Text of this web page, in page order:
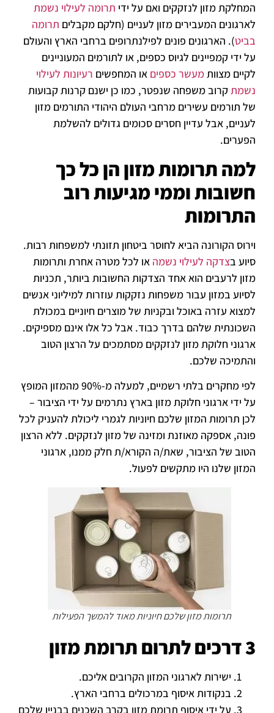
המחלקת מזון לנזקקים ואם על ידיתרומה לעילוי נשמת
לארגונים המעבירים מזון לעניים (חלקם מקבליםתרומה
בביט). הארגונים פונים לפילנתרופים ברחבי הארץ והעולם
על ידי קמפיינים לגיוס כספים, או לתורמים המעוניינים
לקיים מצוותמעשר כספיםאו המחפשיםרעיונות לעילוי
נשמתקרוב משפחה שנפטר, כמו כן ישנם קרנות קבועות
של תורמים עשירים מרחבי העולם היהודי התורמים מזון
לעניים, אבל עדיין חסרים סכומים גדולים להשלמת
הפערים.
למה תרומות מזון הן כל כך
חשובות וממי מגיעות רוב
התרומות
וירוס הקורונה הביא לחוסר ביטחון תזונתי למשפחות רבות.
סיוע בצדקה לעילוי נשמהאו לכל מטרה אחרת ותרומות
מזון לרעבים הוא אחד הצדקות החשובות ביותר, תכניות
לסיוע במזון עבור משפחות נזקקות עוזרות למיליוני אנשים
למצוא עזרה באוכל ובקניות של מוצרים חיוניים במכולת
השכונתית שלהם בדרך כבוד. אבל כל אלו אינם מספיקים.
ארגוני חלוקת מזון לנזקקים מסתמכים על הרצון הטוב
והתמיכה שלכם.
לפי מחקרים בלתי רשמיים, למעלה מ-90% מהמזון המופץ
על ידי ארגוני חלוקת מזון בארץ נתרמים על ידי הציבור –
לכן תרומות המזון שלכם חיוניות לגמרי ליכולת להעניק לכל
פונה, אספקה ​​מאוזנת ומזינה של מזון לנזקקים. ללא הרצון
הטוב של הציבור, שאת/ה הקורא/ת חלק ממנו, ארגוני
המזון שלנו היו מתקשים לפעול.
תרומות מזון שלכם חיוניות מאוד להמשך הפעילות
3 דרכים לתרום תרומת מזון
ישירות לארגוני המזון הקרובים אליכם.
בנקודות איסוף במרכולים ברחבי הארץ.
על ידי איסוף תרומת מזון בקרב השכנים בבניין שלכם